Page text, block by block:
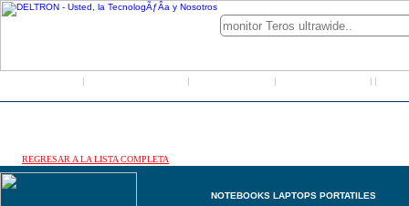
| | | | |
REGRESAR A LA LISTA COMPLETA
NOTEBOOKS LAPTOPS PORTATILES